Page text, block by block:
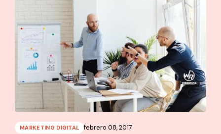
MARKETING DIGITAL febrero 08, 2017